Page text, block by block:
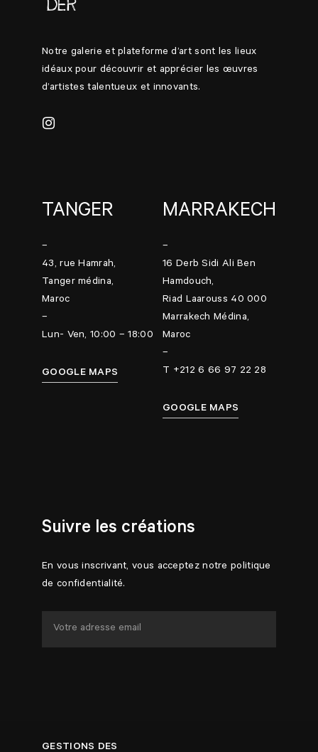
Notre galerie et plateforme d’art sont les lieux
idéaux pour découvrir et apprécier les œuvres
d’artistes talentueux et innovants.
TANGER
–
43, rue Hamrah,
Tanger médina,
Maroc
–
Lun- Ven, 10:00 – 18:00
GOOGLE MAPS
MARRAKECH
–
16 Derb Sidi Ali Ben
Hamdouch,
Riad Laarouss 40 000
Marrakech Médina,
Maroc
–
T +212 6 66 97 22 28
GOOGLE MAPS
Suivre les créations
En vous inscrivant, vous acceptez notre politique
de confidentialité.
GESTIONS DES